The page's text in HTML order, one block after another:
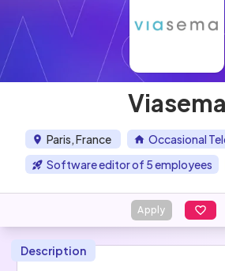
Viasema
Paris, France
Occasional
Software editor of 5 employees
Apply
Description